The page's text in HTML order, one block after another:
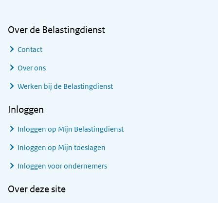
Over de Belastingdienst
Contact
Over ons
Werken bij de Belastingdienst
Inloggen
Inloggen op Mijn Belastingdienst
Inloggen op Mijn toeslagen
Inloggen voor ondernemers
Over deze site